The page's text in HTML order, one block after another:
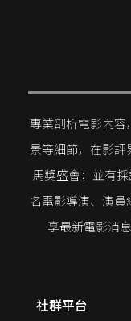
專業剖析電影內容
景等細節，在影
馬獎盛會；並有
名電影導演、演員
享最新電影消
社群平台